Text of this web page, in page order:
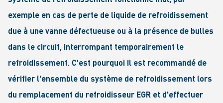
exemple en cas de perte de liquide de refroidissement
due à une vanne défectueuse ou à la présence de bulles
dans le circuit, interrompant temporairement le
refroidissement. C'est pourquoi il est recommandé de
vérifier l'ensemble du système de refroidissement lors
du remplacement du refroidisseur EGR et d'effectuer